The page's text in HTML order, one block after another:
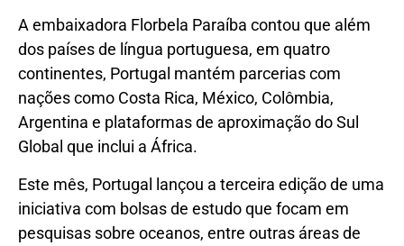
A embaixadora Florbela Paraíba contou que além
dos países de língua portuguesa, em quatro
continentes, Portugal mantém parcerias com
nações como Costa Rica, México, Colômbia,
Argentina e plataformas de aproximação do Sul
Global que inclui a África.
Este mês, Portugal lançou a terceira edição de uma
iniciativa com bolsas de estudo que focam em
pesquisas sobre oceanos, entre outras áreas de